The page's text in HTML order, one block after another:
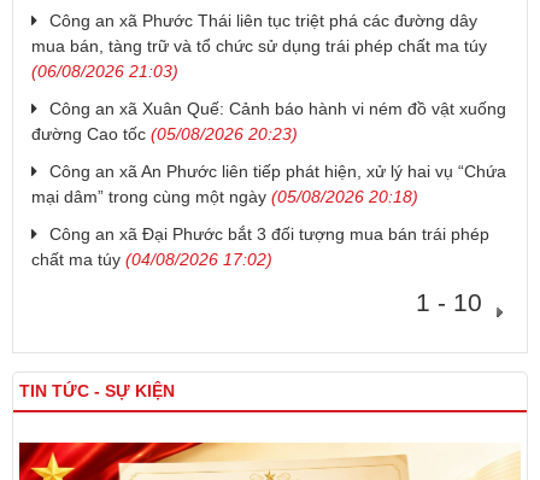
Công an xã Phước Thái liên tục triệt phá các đường dây
mua bán, tàng trữ và tổ chức sử dụng trái phép chất ma túy
(06/08/2026 21:03)
Công an xã Xuân Quế: Cảnh báo hành vi ném đồ vật xuống
đường Cao tốc (05/08/2026 20:23)
Công an xã An Phước liên tiếp phát hiện, xử lý hai vụ “Chứa
mại dâm” trong cùng một ngày (05/08/2026 20:18)
Công an xã Đại Phước bắt 3 đối tượng mua bán trái phép
chất ma túy (04/08/2026 17:02)
1 - 10
TIN TỨC - SỰ KIỆN